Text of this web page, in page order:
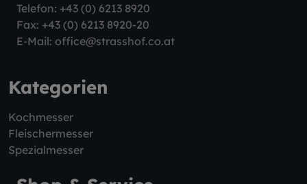
Telefon: +43 (0) 6213 8920
Fax: +43 (0) 6213 8920-20
E-Mail: office@strasshof.co.at
Kategorien
Kochmesser
Fleischermesser
Spezialmesser